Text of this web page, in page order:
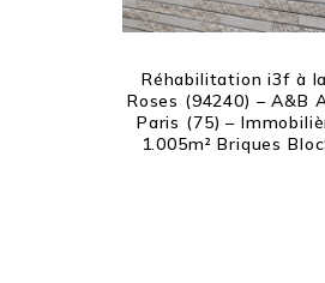
Réhabilitation i3f à
Roses (94240) – A&B
Paris (75) –
1.005m² Briques